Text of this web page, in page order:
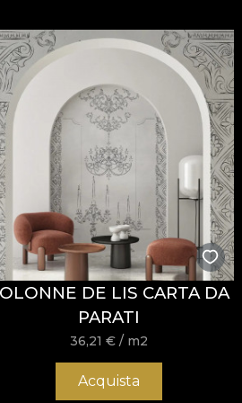
pentru interioare în care
consistență și o prezență
potrivit atât pentru utilizare
rubs
la testul de
inflamabilitate tip țigară.
prin răsucire, fără
DE LIS CARTA DA
PARATI
36,21€ / m2
Acquista